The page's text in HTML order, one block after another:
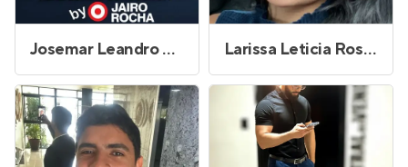
Josemar Leandro da Silva Larissa Leticia Rosendo de Oliveira